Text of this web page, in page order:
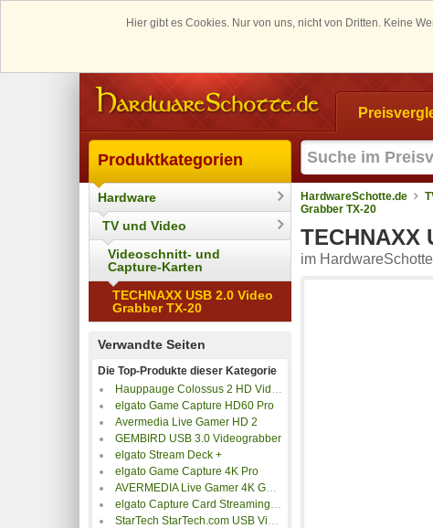
Hier gibt es Cookies. Nur von uns, nicht von Dritten. Keine
Produktkategorien
Hardware
TV und Video
Videoschnitt- und
Capture-Karten
TECHNAXX USB 2.0 Video
Grabber TX-20
Verwandte Seiten
Die Top-Produkte dieser Kategorie
Hauppauge Colossus 2 HD Video + Game Rekorder PCIe
elgato Game Capture HD60 Pro
Avermedia Live Gamer HD 2
GEMBIRD USB 3.0 Videograbber
elgato Stream Deck +
elgato Game Capture 4K Pro
AVERMEDIA Live Gamer 4K GC573 - Videoaufnahmeadapter - PCIe 2.0 x4
elgato Capture Card Streaming Gerät, Schwarz
StarTech StarTech.com USB Video Capture Adapter
HardwareSchotte.de
Grabber TX-20
TECHNAXX
im